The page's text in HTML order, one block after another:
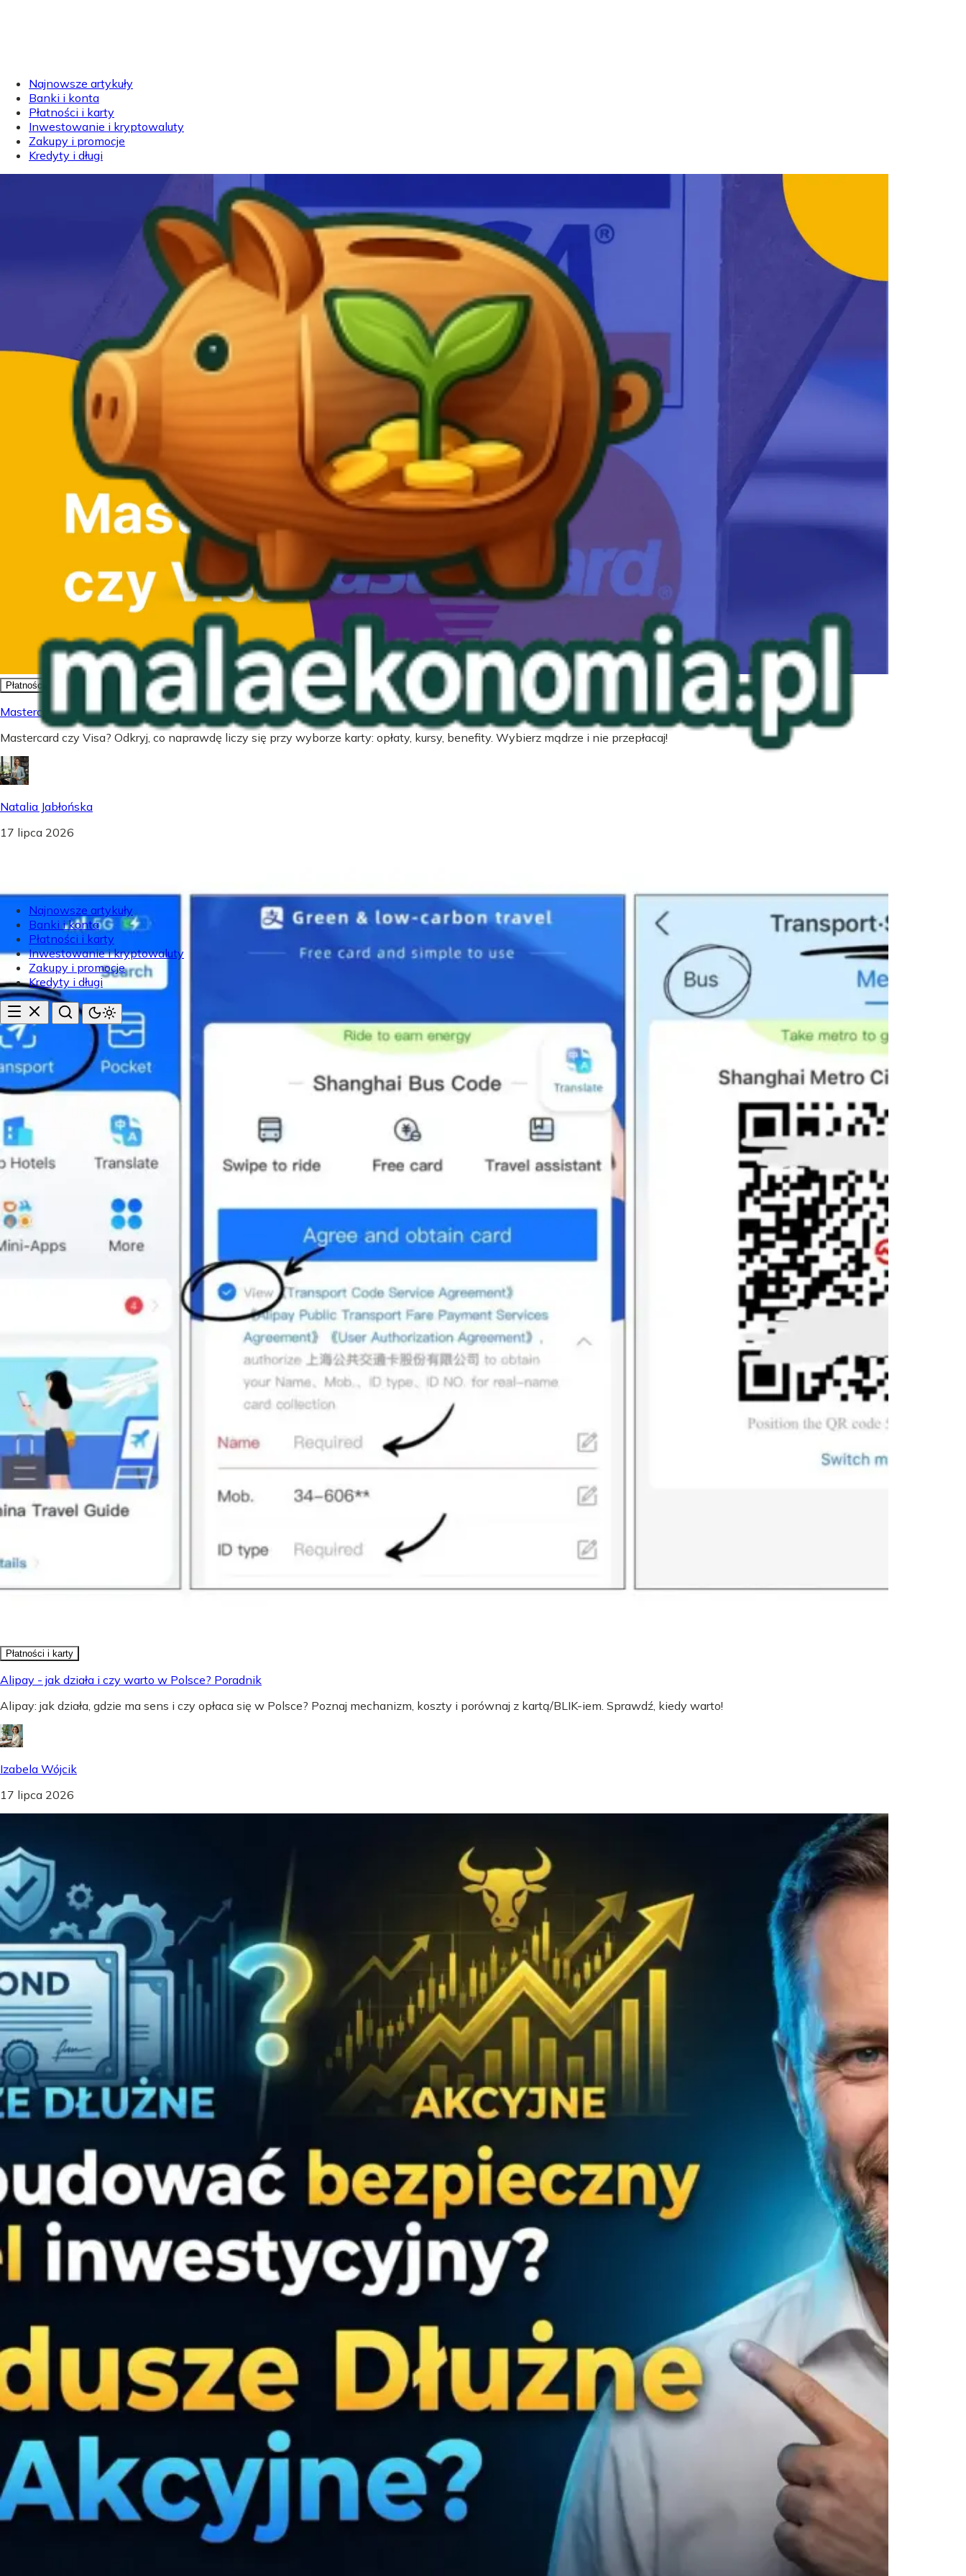
Najnowsze artykuły
Banki i konta
Płatności i karty
Inwestowanie i kryptowaluty
Zakupy i promocje
Kredyty i długi
Najnowsze artykuły
Banki i konta
Płatności i karty
Inwestowanie i kryptowaluty
Zakupy i promocje
Kredyty i długi
Płatności i karty
Mastercard czy Visa - Co wybrać? Prawda o kartach płatniczych
Mastercard czy Visa? Odkryj, co naprawdę liczy się przy wyborze karty: opłaty, kursy, benefity. Wybierz mądrze i nie przepłacaj!
Natalia Jabłońska
17 lipca 2026
Płatności i karty
Alipay - jak działa i czy warto w Polsce? Poradnik
Alipay: jak działa, gdzie ma sens i czy opłaca się w Polsce? Poznaj mechanizm, koszty i porównaj z kartą/BLIK-iem. Sprawdź, kiedy warto!
Izabela Wójcik
17 lipca 2026